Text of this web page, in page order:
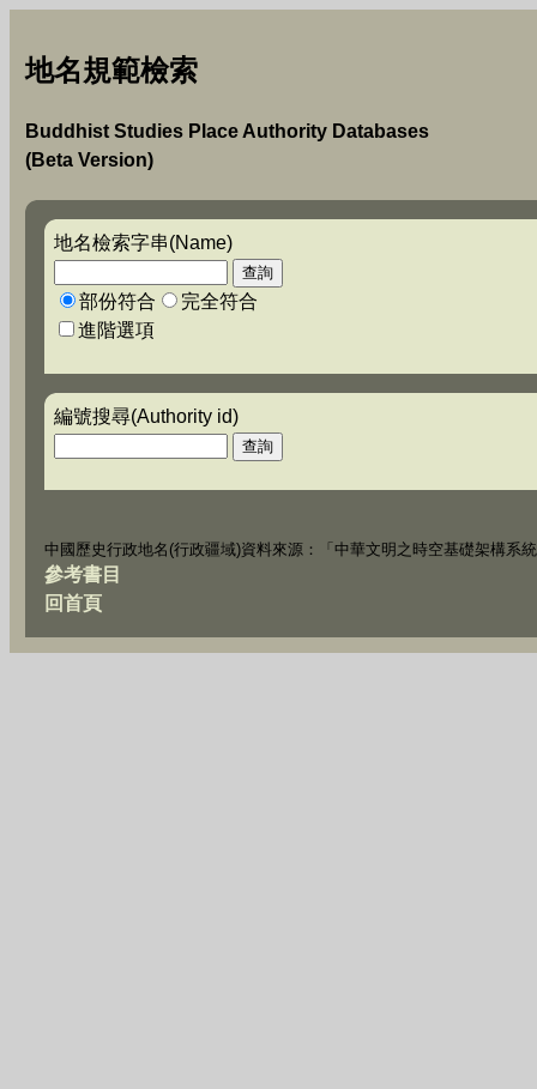
地名規範檢索
Buddhist Studies Place Authority Databases
(Beta Version)
地名檢索字串(Name)
部份符合
完全符合
進階選項
編號搜尋(Authority id)
中國歷史行政地名(行政疆域)資料來源：「中華文明之時空基礎架構系
參考書目
回首頁